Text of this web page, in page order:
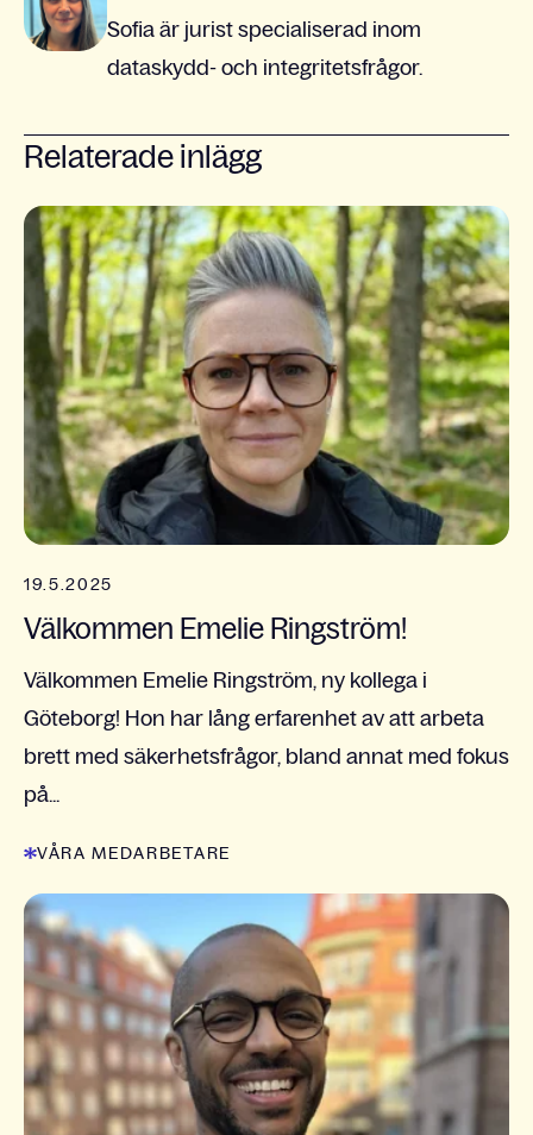
Sofia är jurist specialiserad inom
dataskydd- och integritetsfrågor.
Relaterade inlägg
19.5.2025
Välkommen Emelie Ringström!
Välkommen Emelie Ringström, ny kollega i
Göteborg! Hon har lång erfarenhet av att arbeta
brett med säkerhetsfrågor, bland annat med fokus
på...
VÅRA MEDARBETARE